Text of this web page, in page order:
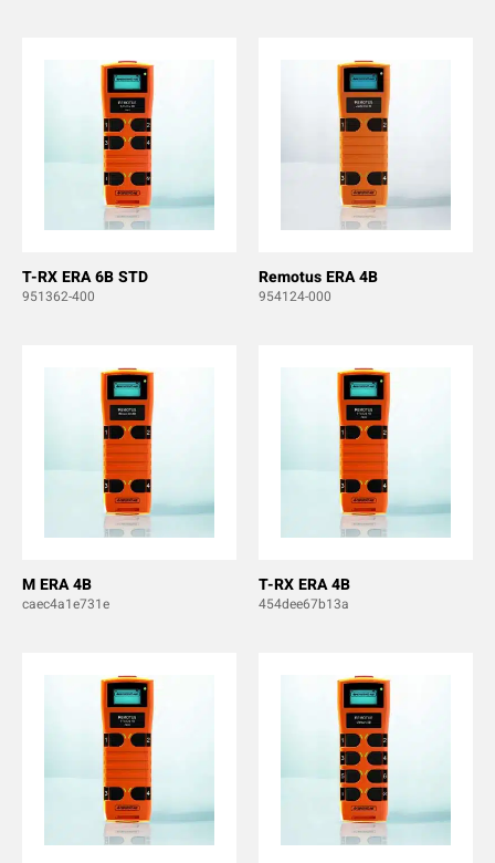
T-RX ERA 6B STD
951362-400
Remotus ERA 4B
954124-000
M ERA 4B
caec4a1e731e
T-RX ERA 4B
454dee67b13a